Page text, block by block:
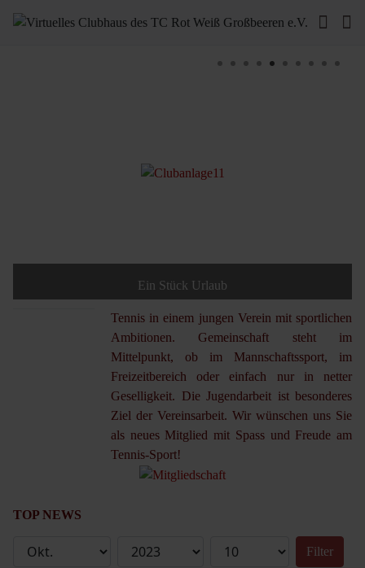
Ein Stück Urlaub
Tennis in einem jungen Verein mit sportlichen
Ambitionen. Gemeinschaft steht im
Mittelpunkt, ob im Mannschaftssport, im
Freizeitbereich oder einfach nur in netter
Geselligkeit. Die Jugendarbeit ist besonderes
Ziel der Vereinsarbeit. Wir wünschen uns Sie
als neues Mitglied mit Spass und Freude am
Tennis-Sport!
TOP NEWS
Filter